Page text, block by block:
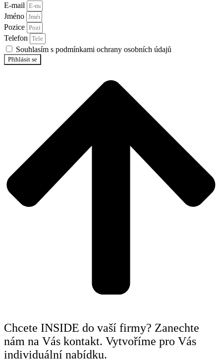
E-mail
Jméno
Pozice
Telefon
Souhlasím s podmínkami ochrany osobních údajů
Přihlásit se
Chcete INSIDE do vaší firmy? Zanechte
nám na Vás kontakt. Vytvoříme pro Vás
individuální nabídku.